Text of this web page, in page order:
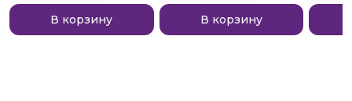
В корзину В корзину